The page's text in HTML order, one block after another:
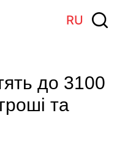
RU
до 3100
та